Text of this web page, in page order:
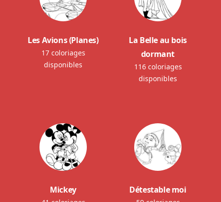
Les Avions (Planes)
17 coloriages
disponibles
La Belle au bois
dormant
116 coloriages
disponibles
Mickey Détestable moi